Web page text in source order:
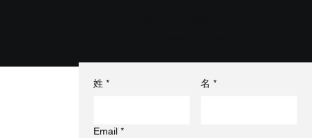
姓 * 名 *
Email *